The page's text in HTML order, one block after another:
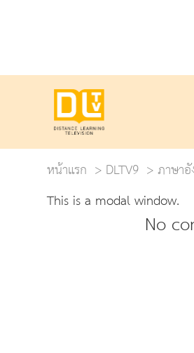
หน้าแรก
DLTV9 ภาษา
This is a modal window.
No